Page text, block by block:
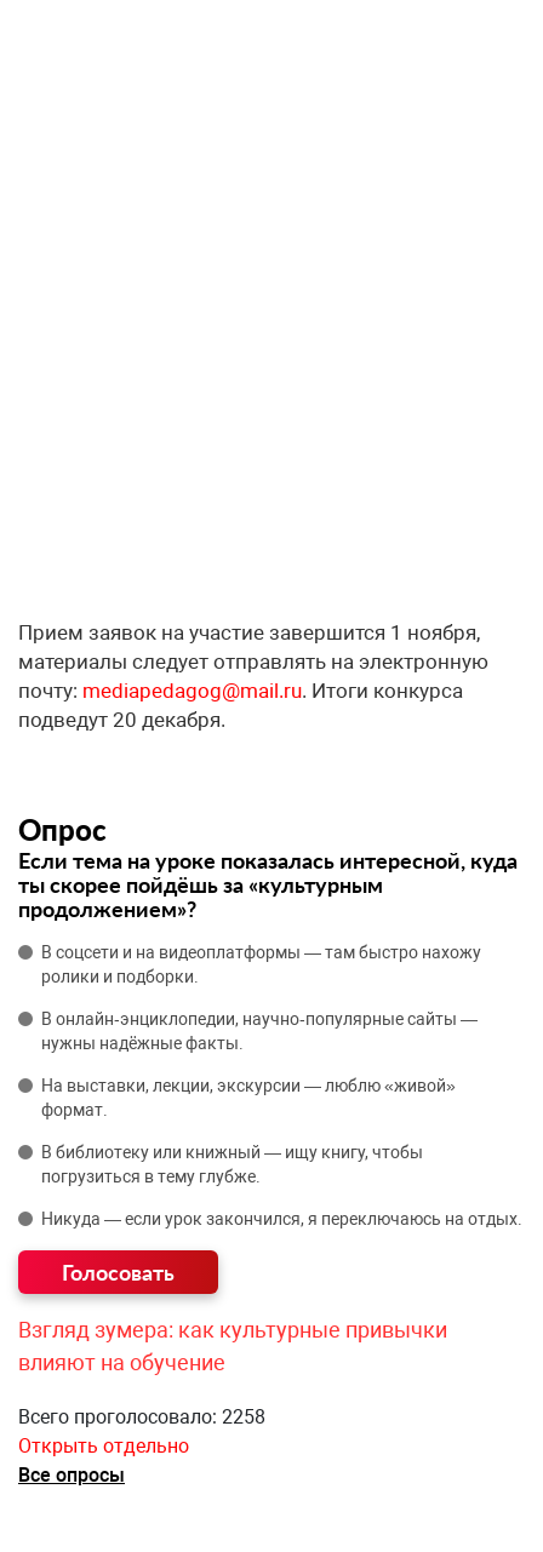
Прием заявок на участие завершится 1 ноября,
материалы следует отправлять на электронную
почту: mediapedagog@mail.ru. Итоги конкурса
подведут 20 декабря.
Опрос
Если тема на уроке показалась интересной, куда
ты скорее пойдёшь за «культурным
продолжением»?
В соцсети и на видеоплатформы — там быстро нахожу
ролики и подборки.
В онлайн‑энциклопедии, научно‑популярные сайты —
нужны надёжные факты.
На выставки, лекции, экскурсии — люблю «живой»
формат.
В библиотеку или книжный — ищу книгу, чтобы
погрузиться в тему глубже.
Никуда — если урок закончился, я переключаюсь на отдых.
Взгляд зумера: как культурные привычки
влияют на обучение
Всего проголосовало: 2258
Открыть отдельно
Все опросы